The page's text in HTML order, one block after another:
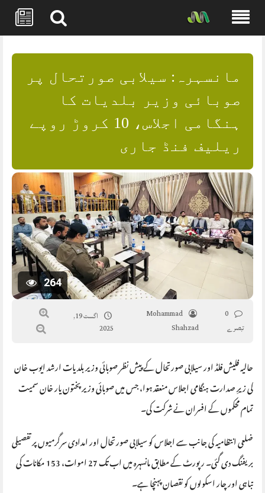
content
مانسہرہ: سیلابی صورتحال پر
صوبائی وزیر بلدیات کا
ہنگامی اجلاس، 10 کروڑ روپے
ریلیف فنڈ جاری
264
0
تبصرے
Mohammad
Shahzad
اگست 19,
2025
حالیہ فلیش فلڈ اور سیلابی صورتحال کے پیش نظر صوبائی وزیر بلدیات ارشد ایوب خان
کی زیرِ صدارت ہنگامی اجلاس منعقد ہوا، جس میں صوبائی وزیر پختون یار خان سمیت
تمام محکموں کے افسران نے شرکت کی۔
ضلعی انتظامیہ کی جانب سے اجلاس کو سیلابی صورتحال اور امدادی سرگرمیوں پر تفصیلی
بریفنگ دی گئی۔ رپورٹ کے مطابق مانسہرہ میں اب تک 27 اموات، 153 مکانات کی
تباہی اور چار اسکولوں کو نقصان پہنچا ہے۔